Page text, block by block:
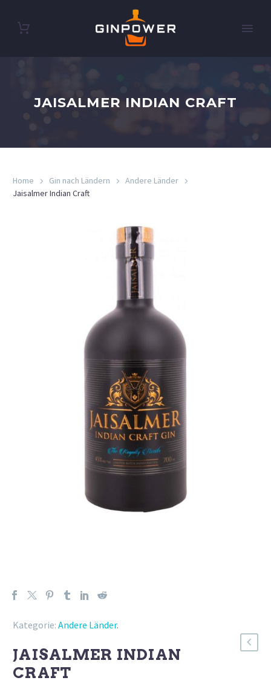
JAISALMER INDIAN CRAFT
Home Gin nach Ländern
Andere Länder
Jaisalmer Indian Craft
Kategorie: Andere Länder.
JAISALMER INDIAN
CRAFT